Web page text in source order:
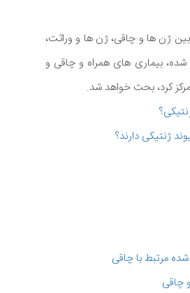
بین ژن ها و چاقی، ژن ها و وراثت،
بیماری های همراه و چاقی و
کرد، بحث خواهد شد.
ژنتیکی دارند؟
مرتبط با چاقی
چاقی